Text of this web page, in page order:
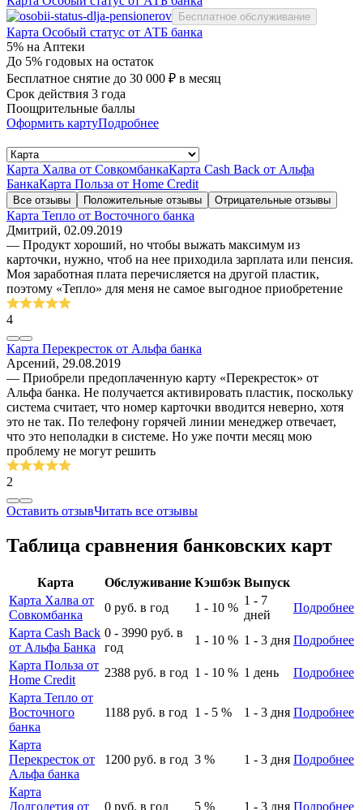
Бесплатное обслуживание
Карта Особый статус от АТБ банка
5% на Аптеки
До 5% годовых на остаток
Бесплатное снятие до 30 000 ₽ в месяц
Срок действия 3 года
Поощрительные баллы
Оформить картуПодробнее
Карта Халва от СовкомбанкаКарта Cash Back от Альфа
БанкаКарта Польза от Home Credit
Все отзывы Положительные отзывы Отрицательные отзывы
Карта Тепло от Восточного банка
Дмитрий, 02.09.2019
— Продукт хороший, но чтобы выжать максимум из
карточки, нужно, чтоб на нее приходила зарплата или пенсия.
Моя заработная плата перечисляется на другой пластик,
поэтому «Тепло» для меня не самое выгодное приобретение
4
Карта Перекресток от Альфа банка
Арсений, 29.08.2019
— Приобрели предоплаченную карту «Перекресток» от
Альфа банка. Не получается активировать пластик, поскольку
система считает, что номер карточки вводится неверно, хотя
это не так. По телефону горячей линии менеджер отвечает,
что это неполадки в системе. Но уже почти месяц мою
проблему не могут решить
2
Оставить отзывЧитать все отзывы
Таблица сравнения банковских карт
Карта Обслуживание Кэшбэк Выпуск
Карта Халва от
Совкомбанка
0 руб. в год 1 - 10 %
1 - 7
дней
Подробнее
Карта Cash Back
от Альфа Банка
0 - 3990 руб. в
год
1 - 10 % 1 - 3 дня Подробнее
Карта Польза от
Home Credit
2388 руб. в год 1 - 10 % 1 день
Подробнее
Карта Тепло от
Восточного
банка
1188 руб. в год 1 - 5 % 1 - 3 дня Подробнее
Карта
Перекресток от
Альфа банка
1200 руб. в год 3 % 1 - 3 дня Подробнее
Карта
Долголетия от
0 руб. в год 5 % 1 - 3 дня Подробнее